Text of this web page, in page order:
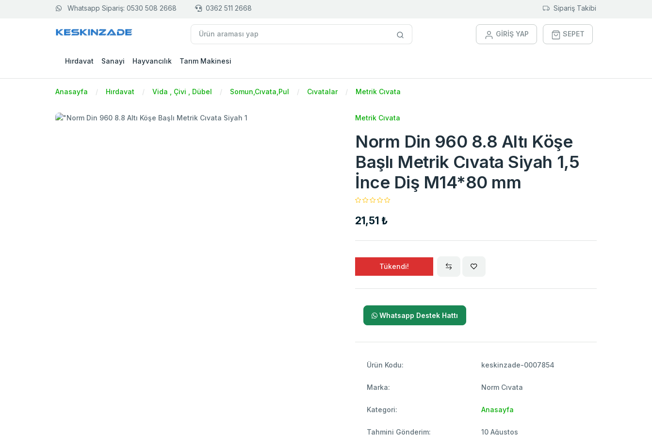
Whatsapp Sipariş: 0530 508 2668 0362 511 2668 Sipariş Takibi
GİRİŞ YAP SEPET
Hırdavat Sanayi Hayvancılık Tarım Makinesi
Anasayfa Hırdavat Vida , Çivi , Dübel Somun,Cıvata,Pul Cıvatalar Metrik Cıvata
Metrik Cıvata
Norm Din 960 8.8 Altı Köşe
Başlı Metrik Cıvata Siyah 1,5
İnce Diş M14*80 mm
21,51 ₺
Tükendi!
Whatsapp Destek Hattı
Ürün Kodu: keskinzade-0007854
Marka: Norm Cıvata
Kategori: Anasayfa
Tahmini Gönderim: 10 Ağustos